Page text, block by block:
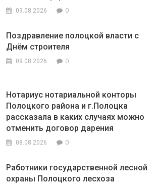
09.08.2026 0
Поздравление полоцкой власти с
Днём строителя
09.08.2026 0
Нотариус нотариальной конторы
Полоцкого района и г.Полоцка
рассказала в каких случаях можно
отменить договор дарения
08.08.2026 0
Работники государственной лесной
охраны Полоцкого лесхоза